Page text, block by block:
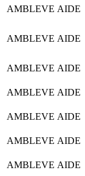
AMBLEVE AIDE
AMBLEVE AIDE
AMBLEVE AIDE
AMBLEVE AIDE
AMBLEVE AIDE
AMBLEVE AIDE
AMBLEVE AIDE